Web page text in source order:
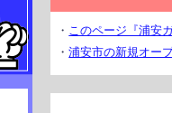
・ このページ『浦安
・浦安市の新規オー